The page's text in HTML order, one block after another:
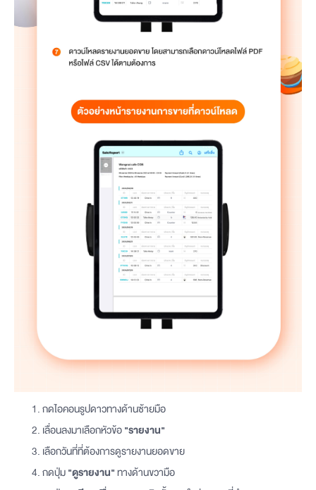
กดไอคอนรูปดาวทางด้านซ้ายมือ
เลื่อนลงมาเลือกหัวข้อ"รายงาน"
เลือกวันที่ที่ต้องการดูรายงานยอดขาย
กดปุ่ม"ดูรายงาน"ทางด้านขวามือ